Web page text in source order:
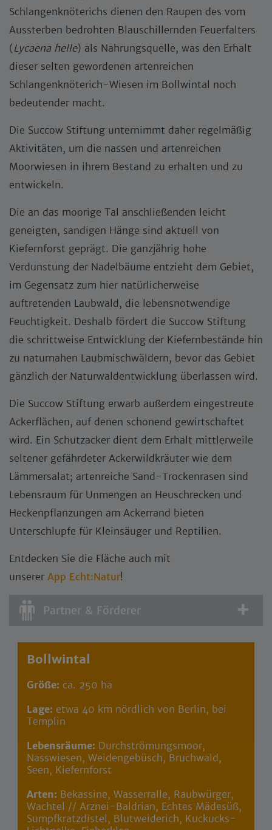
Schlangenknöterichs dienen den Raupen des vom
Aussterben bedrohten Blauschillernden Feuerfalters
(Lycaena helle) als Nahrungsquelle, was den Erhalt
dieser selten gewordenen artenreichen
Schlangenknöterich-Wiesen im Bollwintal noch
bedeutender macht.
Die Succow Stiftung unternimmt daher regelmäßig
Aktivitäten, um die nassen und artenreichen
Moorwiesen in ihrem Bestand zu erhalten und zu
entwickeln.
Die an das moorige Tal anschließenden leicht
geneigten, sandigen Hänge sind aktuell von
Kiefernforst geprägt. Die ganzjährig hohe
Verdunstung der Nadelbäume entzieht dem Gebiet,
im Gegensatz zum hier natürlicherweise
auftretenden Laubwald, die lebensnotwendige
Feuchtigkeit. Deshalb fördert die Succow Stiftung
die schrittweise Entwicklung der Kiefernbestände hin
zu naturnahen Laubmischwäldern, bevor das Gebiet
gänzlich der Naturwaldentwicklung überlassen wird.
Die Succow Stiftung erwarb außerdem eingestreute
Ackerflächen, auf denen schonend gewirtschaftet
wird. Ein Schutzacker dient dem Erhalt mittlerweile
seltener gefährdeter Ackerwildkräuter wie dem
Lämmersalat; artenreiche Sand-Trockenrasen sind
Lebensraum für Unmengen an Heuschrecken und
Heckenpflanzungen am Ackerrand bieten
Unterschlupfe für Kleinsäuger und Reptilien.
Entdecken Sie die Fläche auch mit
unserer App Echt:Natur!
Partner & Förderer
Bollwintal
Größe: ca. 250 ha
Lage: etwa 40 km nördlich von Berlin, bei
Templin
Lebensräume: Durchströmungsmoor,
Nasswiesen, Weidengebüsch, Bruchwald,
Seen, Kiefernforst
Arten: Bekassine, Wasserralle, Raubwürger,
Wachtel // Arznei-Baldrian, Echtes Mädesüß,
Sumpfkratzdistel, Blutweiderich, Kuckucks-